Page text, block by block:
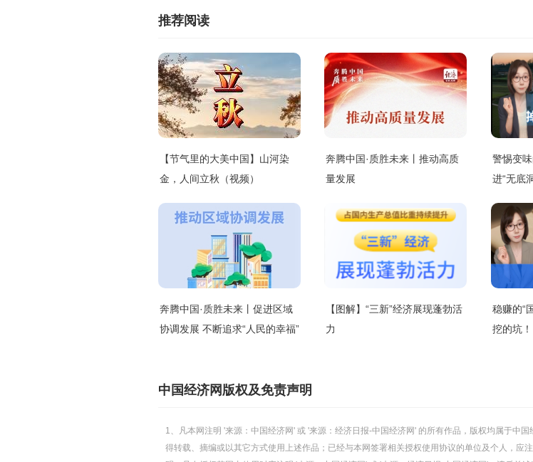
推荐阅读
【节气里的大美中国】山河染
金，人间立秋（视频）
奔腾中国·质胜未来丨推动高质
量发展
警惕变
进“无底
奔腾中国·质胜未来丨促进区域
协调发展 不断追求“人民的幸福”
【图解】“三新”经济展现蓬勃活
力
稳赚的“
挖的坑
中国经济网版权及免责声明
1、凡本网注明 '来源：中国经济网' 或 '来源：经济日报-中国经济网' 的所有作品，版权均属于中
得转载、摘编或以其它方式使用上述作品；已经与本网签署相关授权使用协议的单位及个人，应